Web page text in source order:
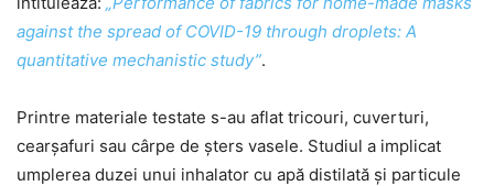
against the spread of COVID-19 through droplets: A
quantitative mechanistic study”.
Printre materiale testate s-au aflat tricouri, cuverturi,
cearșafuri sau cârpe de șters vasele. Studiul a implicat
umplerea duzei unui inhalator cu apă distilată și particule